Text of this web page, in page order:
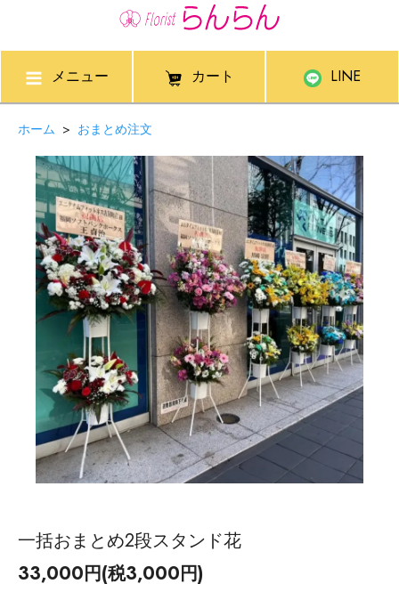
メニュー カート LINE
ホーム > おまとめ注文
一括おまとめ2段スタンド花
33,000円(税3,000円)